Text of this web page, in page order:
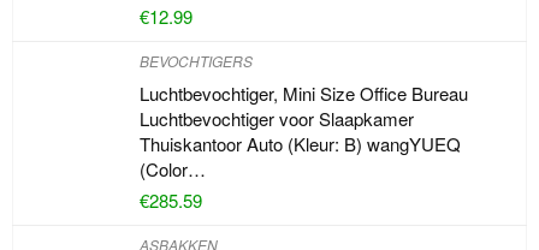
€12.99
BEVOCHTIGERS
Luchtbevochtiger, Mini Size Office Bureau
Luchtbevochtiger voor Slaapkamer
Thuiskantoor Auto (Kleur: B) wangYUEQ
(Color…
€285.59
ASBAKKEN